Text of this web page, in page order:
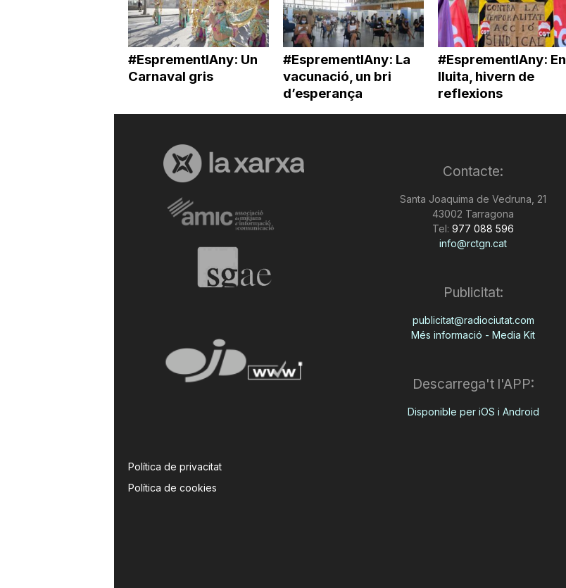
#EsprementlAny: Un
Carnaval gris
#EsprementlAny: La
vacunació, un bri
d’esperança
#EsprementlAny: En
lluita, hivern de
reflexions
Política de privacitat
Política de cookies
Contacte:
Santa Joaquima de Vedruna, 21
43002 Tarragona
Tel: 977 088 596
info@rctgn.cat
Publicitat:
publicitat@radiociutat.com
Més informació - Media Kit
Descarrega't l'APP:
Disponible per iOS i Android